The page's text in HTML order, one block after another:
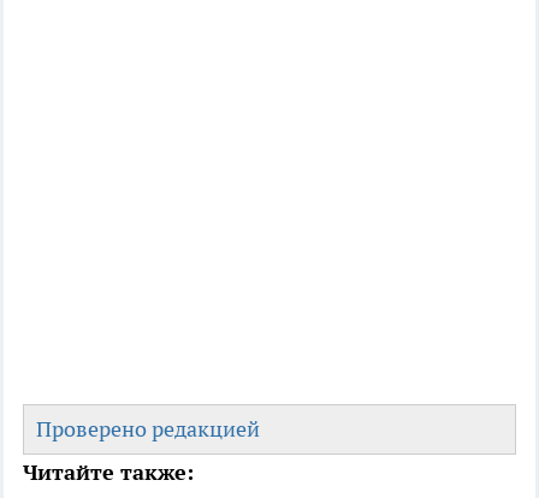
Проверено редакцией
Читайте также: